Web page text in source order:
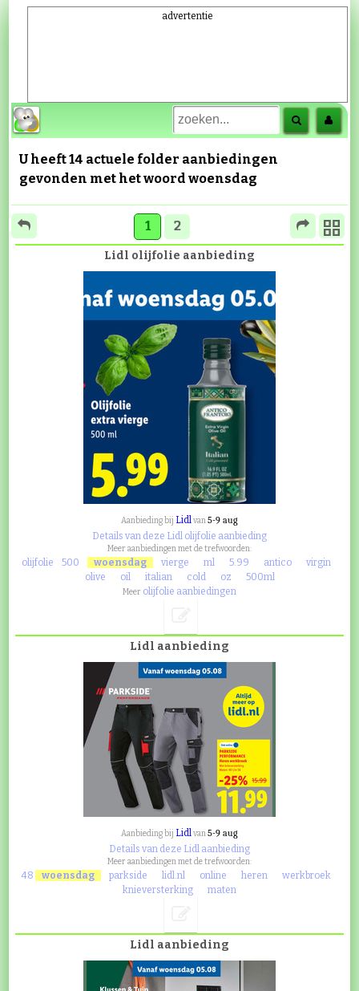
advertentie
U heeft 14 actuele folder aanbiedingen
gevonden met het woordwoensdag
1 2
Lidl olijfolie aanbieding
Aanbieding bij Lidlvan5-9 aug
Details van deze Lidl olijfolie aanbieding
Meer aanbiedingen met de trefwoorden:
olijfolie 500 woensdag vierge ml 5.99 antico
virgin
olive
oil italian cold oz 500ml
Meer olijfolie aanbiedingen
Lidl aanbieding
Aanbieding bij Lidlvan5-9 aug
Details van deze Lidl aanbieding
Meer aanbiedingen met de trefwoorden:
48 woensdag parkside lidl.nl online heren
werkbroek
knieversterking
maten
Lidl aanbieding